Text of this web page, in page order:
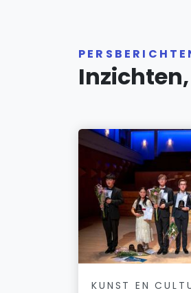
KUNST EN